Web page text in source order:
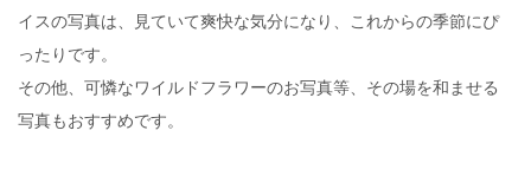
イスの写真は、見ていて爽快な気分になり、これからの季節にぴ
ったりです。
その他、可憐なワイルドフラワーのお写真等、その場を和ませる
写真もおすすめです。